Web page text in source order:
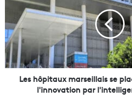
ô
p
i
t
a
Les hôpitaux marseillais se
l'innovation par